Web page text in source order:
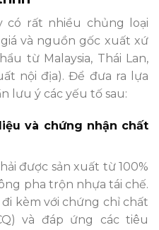
có rất nhiều chủng loại
và nguồn gốc xuất xứ
từ Malaysia, Thái Lan,
nội địa). Để đưa ra lựa
lưu ý các yếu tố sau:
và chứng nhận chất
được sản xuất từ 100%
pha trộn nhựa tái chế.
kèm với chứng chỉ chất
và đáp ứng các tiêu